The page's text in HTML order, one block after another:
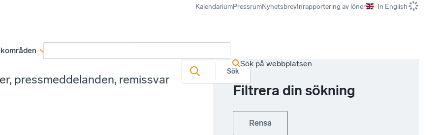
KalendariumPressrumNyhetsbrevInrapportering av löner In English
Sök på webbplatsen
pressmeddelanden, remissvar
Filtrera din sökning
Rensa
Sök